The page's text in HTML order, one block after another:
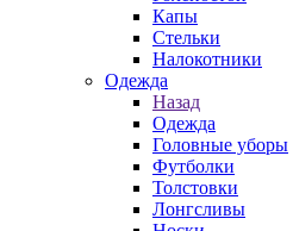
Капы
Стельки
Налокотники
Одежда
Назад
Одежда
Головные уборы
Футболки
Толстовки
Лонгсливы